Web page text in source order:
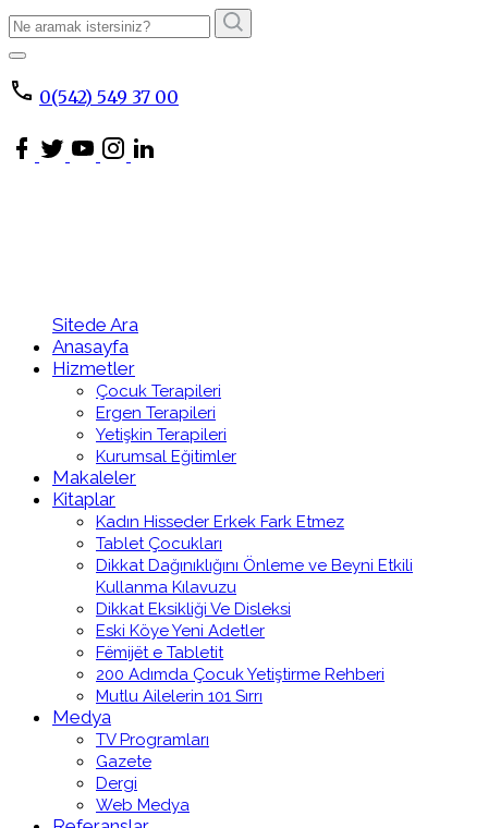
ARA
Arama
Sonucu:
0(542) 549 37 00
Sitede Ara
Anasayfa
Hizmetler
Çocuk Terapileri
Ergen Terapileri
Yetişkin Terapileri
Kurumsal Eğitimler
Makaleler
Kitaplar
Kadın Hisseder Erkek Fark Etmez
Tablet Çocukları
Dikkat Dağınıklığını Önleme ve Beyni Etkili
Kullanma Kılavuzu
Dikkat Eksikliği Ve Disleksi
Eski Köye Yeni Adetler
Fëmijët e Tabletit
200 Adımda Çocuk Yetiştirme Rehberi
Mutlu Ailelerin 101 Sırrı
Medya
TV Programları
Gazete
Dergi
Web Medya